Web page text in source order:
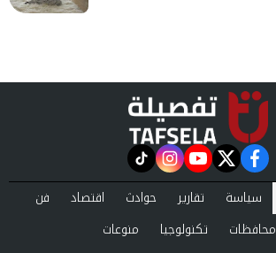
facebook
twitter
youtube
instagram
tiktok
سياسة تقارير حوادث اقتصاد
فن
محافظات تكنولوجيا
منوعات